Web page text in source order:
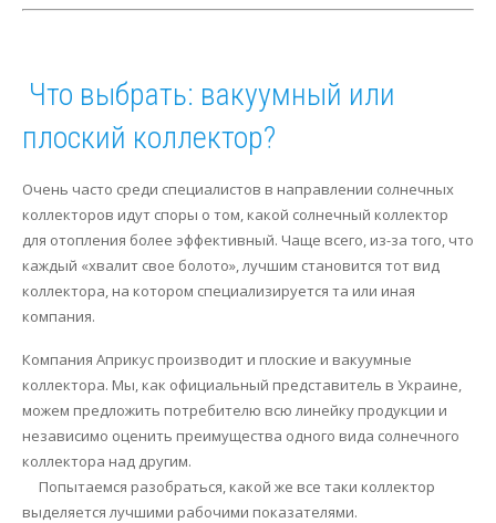
Что выбрать: вакуумный или
плоский коллектор?
Очень часто среди специалистов в направлении солнечных
коллекторов идут споры о том, какой солнечный коллектор
для отопления более эффективный. Чаще всего, из-за того, что
каждый «хвалит свое болото», лучшим становится тот вид
коллектора, на котором специализируется та или иная
компания.
Компания Априкус производит и плоские и вакуумные
коллектора. Мы, как официальный представитель в Украине,
можем предложить потребителю всю линейку продукции и
независимо оценить преимущества одного вида солнечного
коллектора над другим.
Попытаемся разобраться, какой же все таки коллектор
выделяется лучшими рабочими показателями.